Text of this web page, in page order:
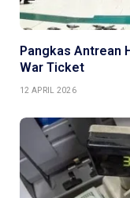
Pangkas Antrean
War Ticket
12 APRIL 2026